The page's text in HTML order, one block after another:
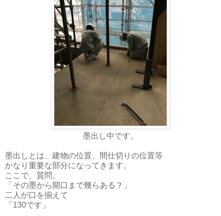
墨出し中です。
墨出しとは、建物の位置、間仕切りの位置等
かなり重要な部分になってきます。
ここで、質問。
「その墨から開口まで幾らある？」
二人が口を揃えて
「130です」